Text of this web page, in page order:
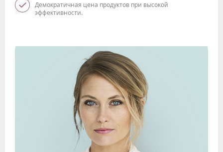
Демократичная цена продуктов при высокой
эффективности.